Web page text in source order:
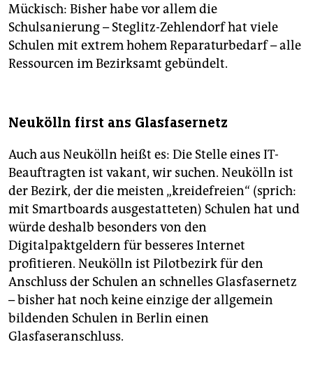
Mückisch: Bisher habe vor allem die
Schulsanierung – Steglitz-Zehlendorf hat viele
Schulen mit extrem hohem Reparaturbedarf – alle
Ressourcen im Bezirksamt gebündelt.
Neukölln first ans Glasfasernetz
Auch aus Neukölln heißt es: Die Stelle eines IT-
Beauftragten ist vakant, wir suchen. Neukölln ist
der Bezirk, der die meisten „kreidefreien“ (sprich:
mit Smartboards ausgestatteten) Schulen hat und
würde deshalb besonders von den
Digitalpaktgeldern für besseres Internet
profitieren. Neukölln ist Pilotbezirk für den
Anschluss der Schulen an schnelles Glasfasernetz
– bisher hat noch keine einzige der allgemein
bildenden Schulen in Berlin einen
Glasfaseranschluss.